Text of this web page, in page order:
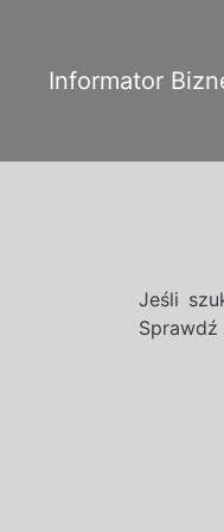
Informator
Jeśli